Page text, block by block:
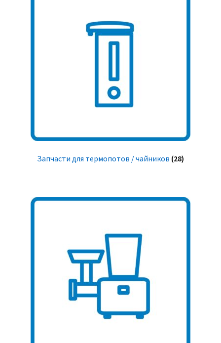
Запчасти для термопотов / чайников (28)